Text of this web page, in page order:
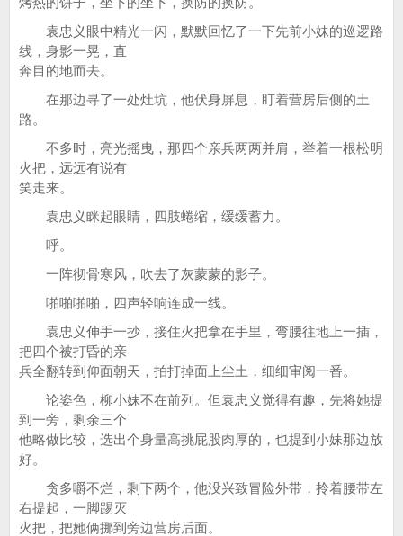
袁忠义眼中精光一闪，默默回忆了一下先前小妹的巡逻路
线，身影一晃，直
奔目的地而去。
在那边寻了一处灶坑，他伏身屏息，盯着营房后侧的土
路。
不多时，亮光摇曳，那四个亲兵两两并肩，举着一根松明
火把，远远有说有
笑走来。
袁忠义眯起眼睛，四肢蜷缩，缓缓蓄力。
呼。
一阵彻骨寒风，吹去了灰蒙蒙的影子。
啪啪啪啪，四声轻响连成一线。
袁忠义伸手一抄，接住火把拿在手里，弯腰往地上一插，
把四个被打昏的亲
兵全翻转到仰面朝天，拍打掉面上尘土，细细审阅一番。
论姿色，柳小妹不在前列。但袁忠义觉得有趣，先将她提
到一旁，剩余三个
他略做比较，选出个身量高挑屁股肉厚的，也提到小妹那边放
好。
贪多嚼不烂，剩下两个，他没兴致冒险外带，拎着腰带左
右提起，一脚踢灭
火把，把她俩挪到旁边营房后面。